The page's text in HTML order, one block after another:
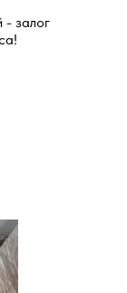
- залог